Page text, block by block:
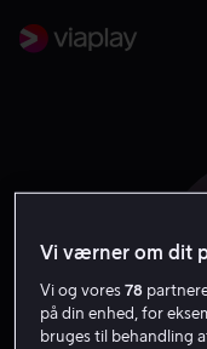
Vi værner om dit
Vi og vores78
på din enhed, for
bruges til behandling